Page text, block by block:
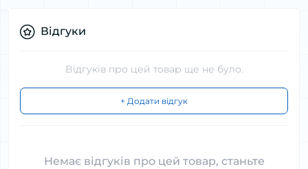
Відгуки
Відгуків про цей товар ще не було.
+ Додати відгук
Немає відгуків про цей товар, станьте